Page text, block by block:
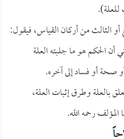
الثالث من أركان القياس، فيقول:
أن الحكم هو ما جلبته العلة
صحة أو فساد إلى آخره.
بالعلة وطرق إثبات العلة،
رحمه الله.